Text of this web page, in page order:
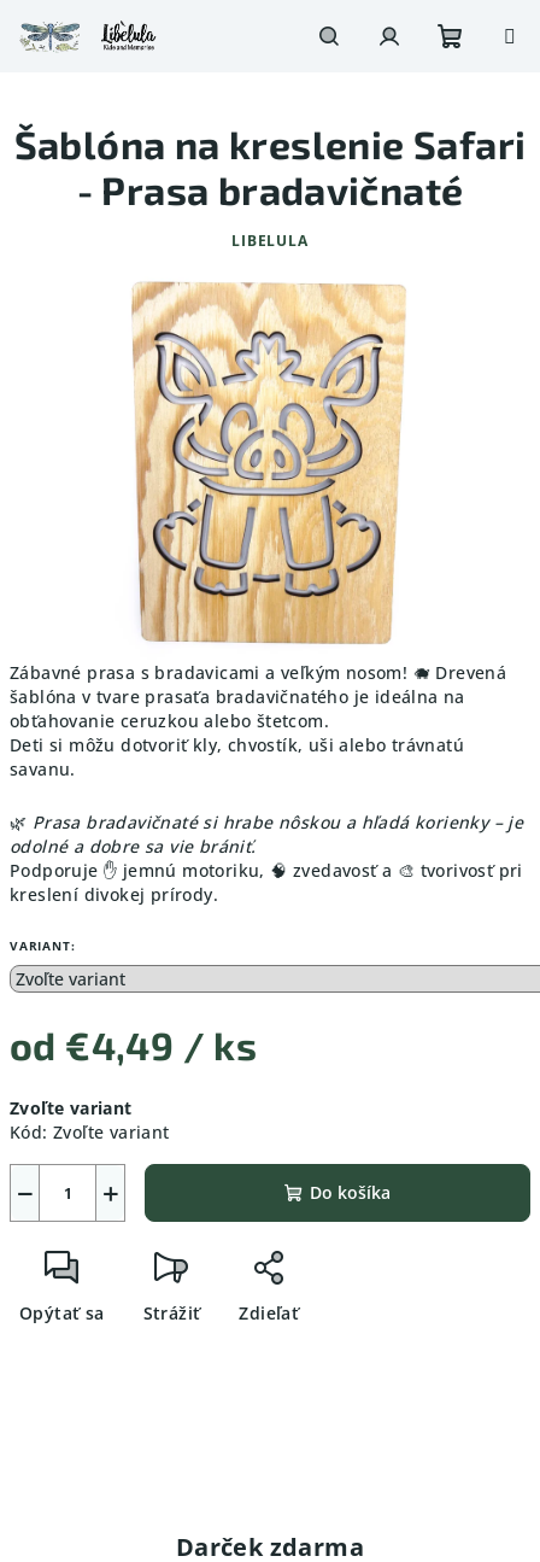
na
obsah
košík
Zábavné prasa s bradavicami a veľkým nosom! 🐗 Drevená
šablóna v tvare prasaťa bradavičnatého je ideálna na
obťahovanie ceruzkou alebo štetcom.
Deti si môžu dotvoriť kly, chvostík, uši alebo trávnatú
savanu.
🌿 Prasa bradavičnaté si hrabe nôskou a hľadá korienky – je
odolné a dobre sa vie brániť.
Podporuje ✋ jemnú motoriku, 🧠 zvedavosť a 🎨 tvorivosť pri
kreslení divokej prírody.
VARIANT:
od €4,49 / ks
cena:
Zvoľte variant
Kód: Zvoľte variant
+
− Do košíka
Opýtať sa Strážiť Zdieľať
Šablóna na kreslenie Safari
- Prasa bradavičnaté
LIBELULA
Darček zdarma